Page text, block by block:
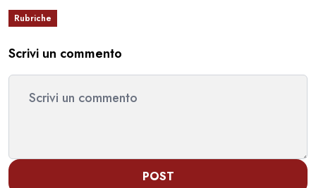
Rubriche
Scrivi un commento
POST